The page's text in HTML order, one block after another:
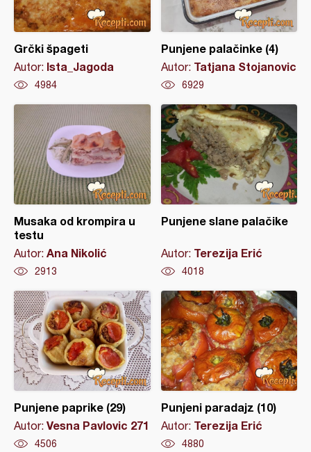
Grčki špageti
Autor: Ista_Jagoda
4984
Punjene palačinke (4)
Autor: Tatjana Stojanovic
6929
Musaka od krompira u
testu
Autor: Ana Nikolić
2913
Punjene slane palačike
Autor: Terezija Erić
4018
Punjene paprike (29)
Autor: Vesna Pavlovic 271
4506
Punjeni paradajz (10)
Autor: Terezija Erić
4880